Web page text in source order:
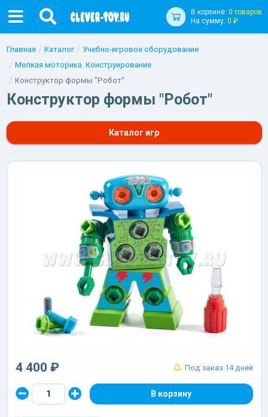
В корзине: 0 товаров
На сумму: 0 ₽
Главная Каталог
Учебно-игровое оборудование
Мелкая моторика. Конструирование
Конструктор формы "Робот"
Конструктор формы "Робот"
Каталог игр
4 400 ₽ Под заказ 14 дней